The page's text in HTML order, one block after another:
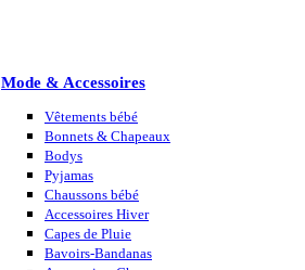
Mode & Accessoires
Vêtements bébé
Bonnets & Chapeaux
Bodys
Pyjamas
Chaussons bébé
Accessoires Hiver
Capes de Pluie
Bavoirs-Bandanas